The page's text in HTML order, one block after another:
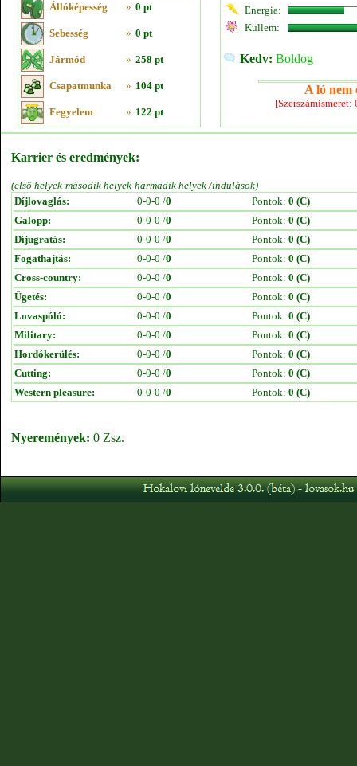
Állóképesség » 0 pt
Sebesség » 0 pt
Jármód » 258 pt
Csapatmunka » 104 pt
Fegyelem » 122 pt
Energia:
Küllem:
Kedv: Boldog
A ló nem
Karrier és eredmények:
(első helyek-második helyek-harmadik helyek /indulások)
Díjlovaglás:
0-0-0 /0 Pontok: 0 (C)
Galopp:
0-0-0 /0 Pontok: 0 (C)
Díjugratás:
0-0-0 /0 Pontok: 0 (C)
Fogathajtás:
0-0-0 /0 Pontok: 0 (C)
Cross-country:
0-0-0 /0 Pontok: 0 (C)
Ügetés:
0-0-0 /0 Pontok: 0 (C)
Lovaspóló:
0-0-0 /0 Pontok: 0 (C)
Military:
0-0-0 /0 Pontok: 0 (C)
Hordókerülés:
0-0-0 /0 Pontok: 0 (C)
Cutting:
0-0-0 /0 Pontok: 0 (C)
Western pleasure:
0-0-0 /0 Pontok: 0 (C)
Nyeremények: 0 Zsz.